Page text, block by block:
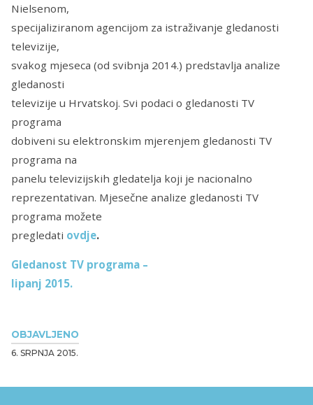
OBJAVLJENO
6. SRPNJA 2015.
Nielsenom,
specijaliziranom agencijom za istraživanje gledanosti
televizije,
svakog mjeseca (od svibnja 2014.) predstavlja analize
gledanosti
televizije u Hrvatskoj. Svi podaci o gledanosti TV
programa
dobiveni su elektronskim mjerenjem gledanosti TV
programa na
panelu televizijskih gledatelja koji je nacionalno
reprezentativan. Mjesečne analize gledanosti TV
programa možete
pregledati ovdje.
Gledanost TV programa –
lipanj 2015.